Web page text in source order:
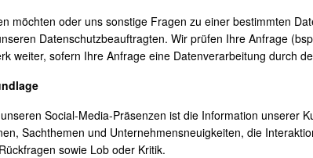
möchten oder uns sonstige Fragen zu einer bestimmten
Datenschutzbeauftragten. Wir prüfen Ihre Anfrage
weiter, sofern Ihre Anfrage eine Datenverarbeitung durch
Social-Media-Präsenzen ist die Information unserer
Sachthemen und Unternehmensneuigkeiten, die
sowie Lob oder Kritik.